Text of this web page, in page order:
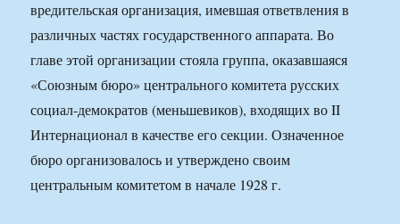
вредительская организация, имевшая ответвления в
различных частях государственного аппарата. Во
главе этой организации стояла группа, оказавшаяся
«Союзным бюро» центрального комитета русских
социал-демократов (меньшевиков), входящих во II
Интернационал в качестве его секции. Означенное
бюро организовалось и утверждено своим
центральным комитетом в начале 1928 г.